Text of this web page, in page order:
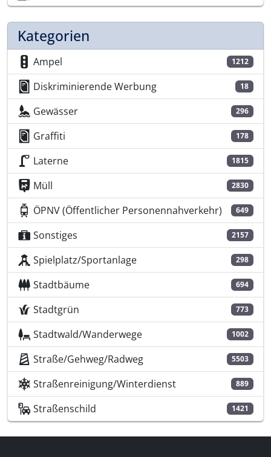
Kategorien
Ampel 1212
Diskriminierende Werbung 18
Gewässer 296
Graffiti 178
Laterne 1815
Müll 2830
ÖPNV (Öffentlicher Personennahverkehr) 649
Sonstiges 2157
Spielplatz/Sportanlage 298
Stadtbäume 694
Stadtgrün 773
Stadtwald/Wanderwege 1002
Straße/Gehweg/Radweg 5503
Straßenreinigung/Winterdienst 889
Straßenschild 1421